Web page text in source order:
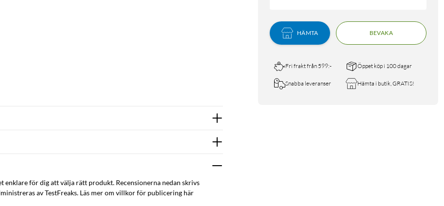
HÄMTA BEVAKA
Fri frakt från 599:- Öppet köp i 100 dagar
Snabba leveranser Hämta i butik, GRATIS!
enklare för dig att välja rätt produkt. Recensionerna nedan skrivs
av TestFreaks. Läs mer om villkor för publicering här